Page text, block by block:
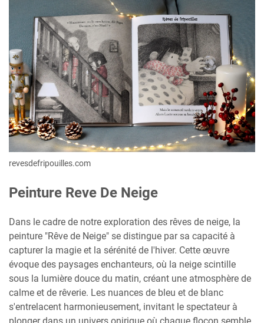
revesdefripouilles.com
Peinture Reve De Neige
Dans le cadre de notre exploration des rêves de neige, la
peinture "Rêve de Neige" se distingue par sa capacité à
capturer la magie et la sérénité de l'hiver. Cette œuvre
évoque des paysages enchanteurs, où la neige scintille
sous la lumière douce du matin, créant une atmosphère de
calme et de rêverie. Les nuances de bleu et de blanc
s'entrelacent harmonieusement, invitant le spectateur à
plonger dans un univers onirique où chaque flocon semble